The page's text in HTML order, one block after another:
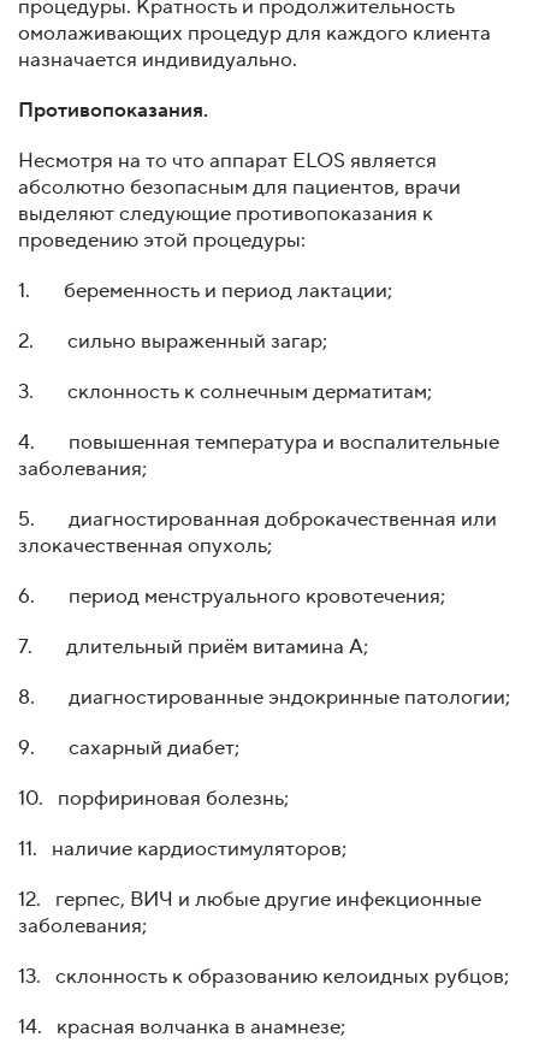
процедуры. Кратность и продолжительность
омолаживающих процедур для каждого клиента
назначается индивидуально.
Противопоказания.
Несмотря на то что аппарат ELOS является
абсолютно безопасным для пациентов, врачи
выделяют следующие противопоказания к
проведению этой процедуры:
1. беременность и период лактации;
2. сильно выраженный загар;
3. склонность к солнечным дерматитам;
4. повышенная температура и воспалительные
заболевания;
5. диагностированная доброкачественная или
злокачественная опухоль;
6. период менструального кровотечения;
7. длительный приём витамина А;
8. диагностированные эндокринные патологии;
9. сахарный диабет;
10. порфириновая болезнь;
11. наличие кардиостимуляторов;
12. герпес, ВИЧ и любые другие инфекционные
заболевания;
13. склонность к образованию келоидных рубцов;
14. красная волчанка в анамнезе;